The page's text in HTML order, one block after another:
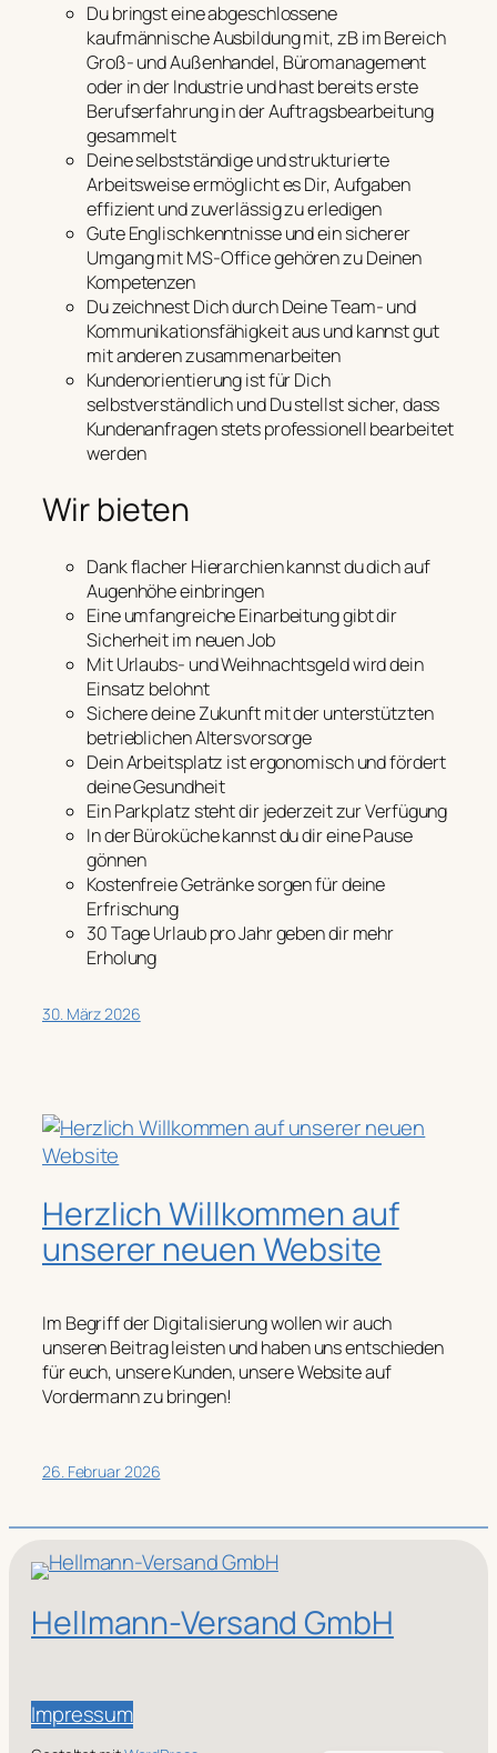
Du bringst eine abgeschlossene
kaufmännische Ausbildung mit, zB im Bereich
Groß- und Außenhandel, Büromanagement
oder in der Industrie und hast bereits erste
Berufserfahrung in der Auftragsbearbeitung
gesammelt
Deine selbstständige und strukturierte
Arbeitsweise ermöglicht es Dir, Aufgaben
effizient und zuverlässig zu erledigen
Gute Englischkenntnisse und ein sicherer
Umgang mit MS-Office gehören zu Deinen
Kompetenzen
Du zeichnest Dich durch Deine Team- und
Kommunikationsfähigkeit aus und kannst gut
mit anderen zusammenarbeiten
Kundenorientierung ist für Dich
selbstverständlich und Du stellst sicher, dass
Kundenanfragen stets professionell bearbeitet
werden
Wir bieten
Dank flacher Hierarchien kannst du dich auf
Augenhöhe einbringen
Eine umfangreiche Einarbeitung gibt dir
Sicherheit im neuen Job
Mit Urlaubs- und Weihnachtsgeld wird dein
Einsatz belohnt
Sichere deine Zukunft mit der unterstützten
betrieblichen Altersvorsorge
Dein Arbeitsplatz ist ergonomisch und fördert
deine Gesundheit
Ein Parkplatz steht dir jederzeit zur Verfügung
In der Büroküche kannst du dir eine Pause
gönnen
Kostenfreie Getränke sorgen für deine
Erfrischung
30 Tage Urlaub pro Jahr geben dir mehr
Erholung
30. März 2026
Herzlich Willkommen auf
unserer neuen Website
Im Begriff der Digitalisierung wollen wir auch
unseren Beitrag leisten und haben uns entschieden
für euch, unsere Kunden, unsere Website auf
Vordermann zu bringen!
26. Februar 2026
Hellmann-Versand GmbH
Impressum